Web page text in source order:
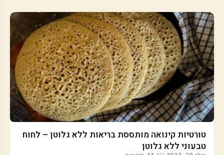
טורטיות קינואה מותססת בריאות ללא גלוטן – לחוח
טבעוני ללא גלוטן